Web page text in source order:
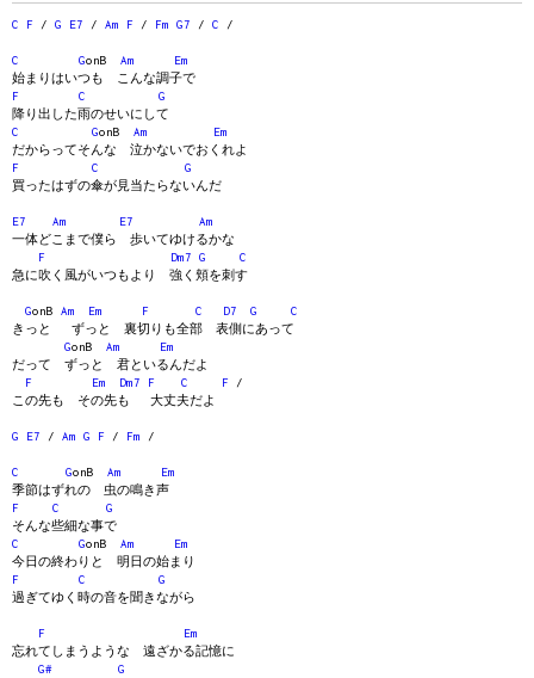
C F / G E7 / Am F / Fm G7 / C /
C GonB Am
Em
始まりはいつも こんな調子で
F
C
G
降り出した雨のせいにして
C
GonB Am
Em
だからってそんな 泣かないでおくれよ
F
C
G
買ったはずの傘が見当たらないんだ
E7 Am E7
Am
一体どこまで僕ら 歩いてゆけるかな
F
Dm7 G
C
急に吹く風がいつもより 強く頬を刺す
GonB Am Em F C D7 G
C
きっと ずっと 裏切りも全部 表側にあって
GonB Am
Em
だって ずっと 君といるんだよ
F
Em Dm7 F C F /
この先も その先も 大丈夫だよ
G E7 / Am G F / Fm /
C GonB Am
Em
季節はずれの 虫の鳴き声
F
C
G
そんな些細な事で
C
GonB Am
Em
今日の終わりと 明日の始まり
F
C
G
過ぎてゆく時の音を聞きながら
F
Em
忘れてしまうような 遠ざかる記憶に
G#
G